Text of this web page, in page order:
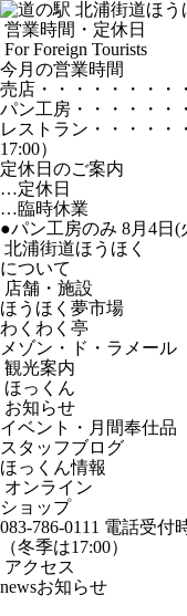
営業時間・定休日
For Foreign Tourists
今月の営業時間
売店 ・・・・・・・・
パン工房 ・・・・・・
レストラン ・・・・・
17:00）
定休日のご案内
…定休日
…臨時休業
●パン工房のみ 8月4日(
北浦街道ほうほく
について
店舗・施設
ほうほく夢市場
わくわく亭
メゾン・ド・ラメール
観光案内
ほっくん
お知らせ
イベント・月間奉仕品
スタッフブログ
ほっくん情報
オンライン
ショップ
083-786-0111 電話受付
（冬季は17:00）
アクセス
newsお知らせ